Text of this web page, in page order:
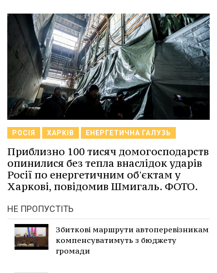
РОСІЯ ХАРКІВ ЕНЕРГЕТИЧНА ГАЛУЗЬ
Приблизно 100 тисяч домогосподарств
опинилися без тепла внаслідок ударів
Росії по енергетичним об'єктам у
Харкові, повідомив Шмигаль. ФОТО.
НЕ ПРОПУСТІТЬ
Збиткові маршрути автоперевізникам
компенсуватимуть з бюджету
громади